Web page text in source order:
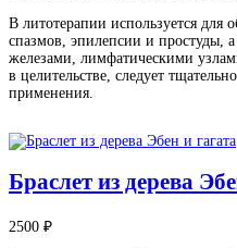
В литотерапии используется для
спазмов, эпилепсии и простуды,
железами, лимфатическими
в целительстве, следует
применения.
Браслет из дерева
2500 ₽